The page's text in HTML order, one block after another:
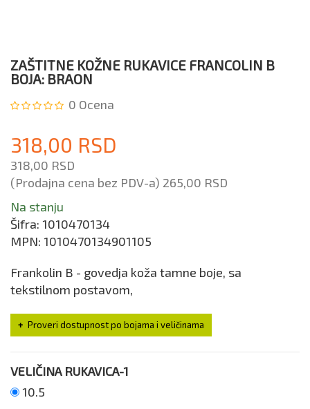
ZAŠTITNE KOŽNE RUKAVICE FRANCOLIN B
BOJA: BRAON
0 Ocena
318,00 RSD
318,00 RSD
(Prodajna cena bez PDV-a) 265,00 RSD
Na stanju
Šifra: 1010470134
MPN: 1010470134901105
Frankolin B - govedja koža tamne boje, sa
tekstilnom postavom,
Proveri dostupnost po bojama i veličinama
VELIČINA RUKAVICA-1
10.5